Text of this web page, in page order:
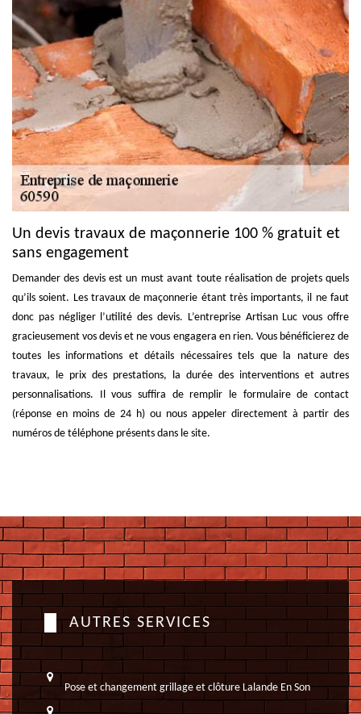
Un devis travaux de maçonnerie 100 % gratuit et
sans engagement
Demander des devis est un must avant toute réalisation de projets quels
qu’ils soient. Les travaux de maçonnerie étant très importants, il ne faut
donc pas négliger l’utilité des devis. L’entreprise Artisan Luc vous offre
gracieusement vos devis et ne vous engagera en rien. Vous bénéficierez de
toutes les informations et détails nécessaires tels que la nature des
travaux, le prix des prestations, la durée des interventions et autres
personnalisations. Il vous suffira de remplir le formulaire de contact
(réponse en moins de 24 h) ou nous appeler directement à partir des
numéros de téléphone présents dans le site.
AUTRES SERVICES
Pose et changement grillage et clôture Lalande En Son